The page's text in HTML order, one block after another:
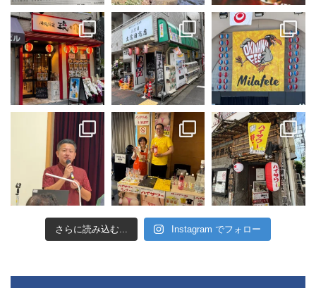
さらに読み込む... Instagram でフォロー